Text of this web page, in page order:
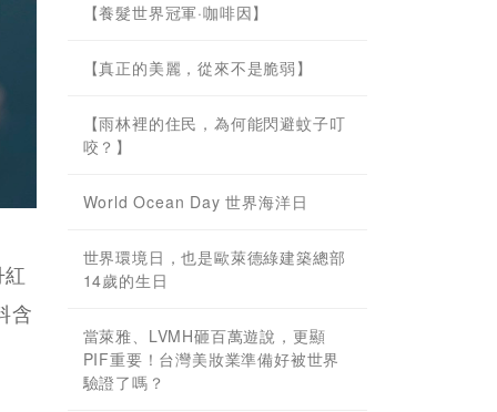
含
【養髮世界冠軍·咖啡因】
【真正的美麗，從來不是脆弱】
【雨林裡的住民，為何能閃避蚊子叮
咬？】
World Ocean Day 世界海洋日
世界環境日，也是歐萊德綠建築總部
14歲的生日
當萊雅、LVMH砸百萬遊說，更顯
PIF重要！台灣美妝業準備好被世界
驗證了嗎？